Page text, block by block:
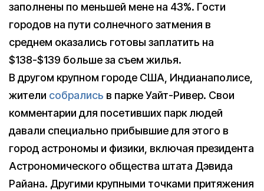
заполнены по меньшей мене на 43%. Гости
городов на пути солнечного затмения в
среднем оказались готовы заплатить на
$138-$139 больше за съем жилья.
В другом крупном городе США, Индианаполисе,
жители собрались в парке Уайт-Ривер. Свои
комментарии для посетивших парк людей
давали специально прибывшие для этого в
город астрономы и физики, включая президента
Астрономического общества штата Дэвида
Райана. Другими крупными точками притяжения